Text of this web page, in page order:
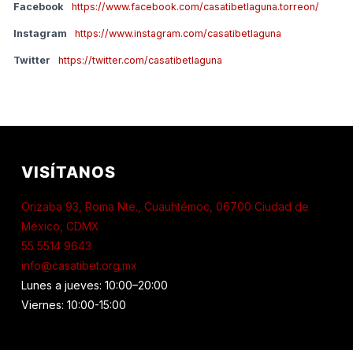
Facebook https://www.facebook.com/casatibetlaguna.torreon/
Instagram https://www.instagram.com/casatibetlaguna
Twitter https://twitter.com/casatibetlaguna
VISÍTANOS
Orizaba 93, Roma Nte., Cuauhtémoc, 06700 Ciudad de
México, CDMX
55 5514 9643
info@casatibet.org.mx
Lunes a jueves: 10:00–20:00
Viernes: 10:00-15:00